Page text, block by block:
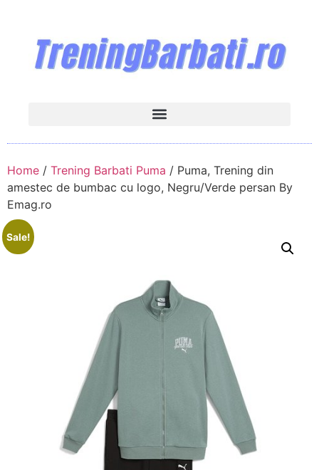
Home / Trening Barbati Puma / Puma, Trening din
amestec de bumbac cu logo, Negru/Verde persan By
Emag.ro
Sale!